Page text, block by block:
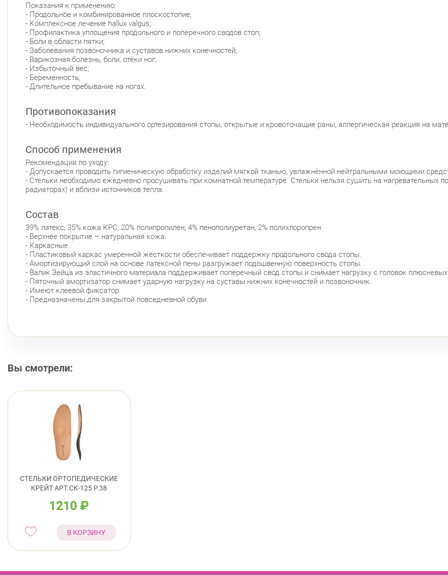
Показания к применению:
- Продольное и комбинированное плоскостопие;
- Комплексное лечение hallux valgus;
- Профилактика уплощения продольного и поперечного сводов стоп;
- Боли в области пятки;
- Заболевания позвоночника и суставов нижних конечностей;
- Варикозная болезнь, боли, отёки ног;
- Избыточный вес;
- Беременность;
- Длительное пребывание на ногах.
Противопоказания
- Необходимость индивидуального ортезирования стопы, открытые и кровоточащие раны, аллергическая реакция на
Способ применения
Рекомендации по уходу:
- Допускается проводить гигиеническую обработку изделий мягкой тканью, увлажнённой нейтральными моющими
- Стельки необходимо ежедневно просушивать при комнатной температуре. Стельки нельзя сушить на нагревательных
радиаторах) и вблизи источников тепла.
Состав
39% латекс, 35% кожа КРС, 20% полипропилен, 4% пенополиуретан, 2% полихлоропрен.
- Верхнее покрытие – натуральная кожа.
- Каркасные.
- Пластиковый каркас умеренной жёсткости обеспечивает поддержку продольного свода стопы.
- Амортизирующий слой на основе латексной пены разгружает подошвенную поверхность стопы.
- Валик Зейца из эластичного материала поддерживает поперечный свод стопы и снимает нагрузку с головок плюсневых
- Пяточный амортизатор снимает ударную нагрузку на суставы нижних конечностей и позвоночник.
- Имеют клеевой фиксатор.
- Предназначены для закрытой повседневной обуви.
Вы смотрели:
СТЕЛЬКИ ОРТОПЕДИЧЕСКИЕ
КРЕЙТ АРТ.СК-125 Р.38
1210₽
В КОРЗИНУ